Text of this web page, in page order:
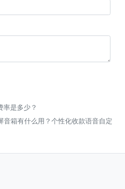
率是多少？
音箱有什么用？个性化收款语音自定